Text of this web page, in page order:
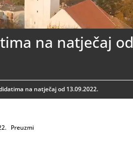
na natječaj od
na natječaj od 13.09.2022.
Preuzmi